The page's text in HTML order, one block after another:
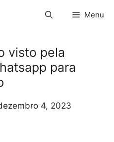
Menu
visto pela
para
4, 2023